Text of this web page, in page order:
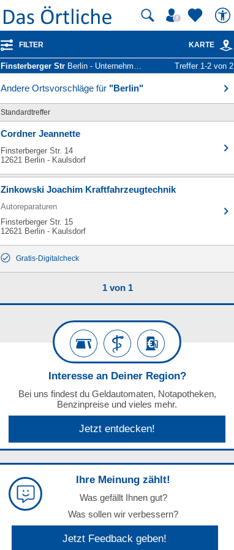
FILTER KARTE
Finsterberger Str Berlin - Unternehmen und Personen Treffer 1-2 von 2
Andere Ortsvorschläge für "Berlin"
Standardtreffer
Cordner Jeannette
Finsterberger Str. 14
12621 Berlin - Kaulsdorf
Zinkowski Joachim Kraftfahrzeugtechnik
Autoreparaturen
Finsterberger Str. 15
12621 Berlin - Kaulsdorf
Gratis-Digitalcheck
1 von 1
Interesse an Deiner Region?
Bei uns findest du Geldautomaten, Notapotheken,
Benzinpreise und vieles mehr.
Jetzt entdecken!
Ihre Meinung zählt!
Was gefällt Ihnen gut?
Was sollen wir verbessern?
Jetzt Feedback geben!